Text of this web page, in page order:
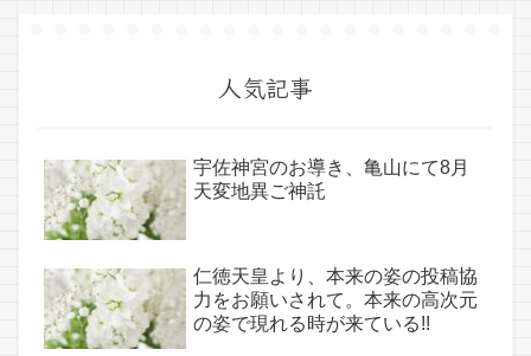
人気記事
宇佐神宮のお導き、亀山にて8月
天変地異ご神託
仁徳天皇より、本来の姿の投稿協
力をお願いされて。本来の高次元
の姿で現れる時が来ている!!